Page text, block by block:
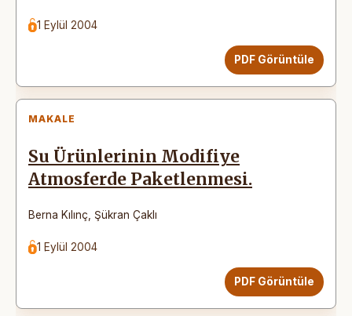
1 Eylül 2004
PDF Görüntüle
MAKALE
Su Ürünlerinin Modifiye
Atmosferde Paketlenmesi.
Berna Kılınç Şükran Çaklı
1 Eylül 2004
PDF Görüntüle